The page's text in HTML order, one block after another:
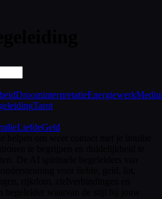
DroominterpretatieEnergiewerk
Tarot
LiefdeGeld